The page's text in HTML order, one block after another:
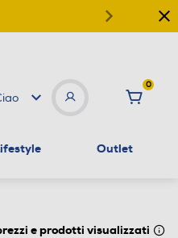
0
Outlet
e prodotti visualizzati